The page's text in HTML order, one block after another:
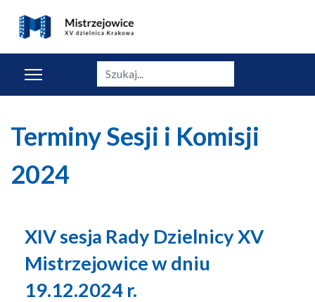
Szukaj
Terminy Sesji i Komisji
2024
XIV sesja Rady Dzielnicy XV
Mistrzejowice w dniu
19.12.2024 r.